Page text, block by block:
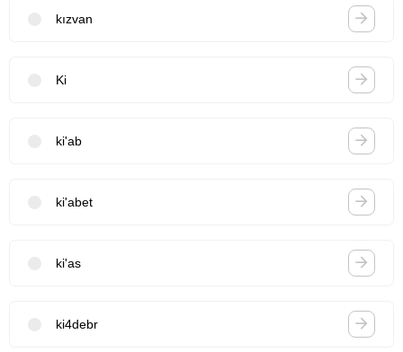
kızvan
Ki
ki'ab
ki'abet
ki'as
ki4debr